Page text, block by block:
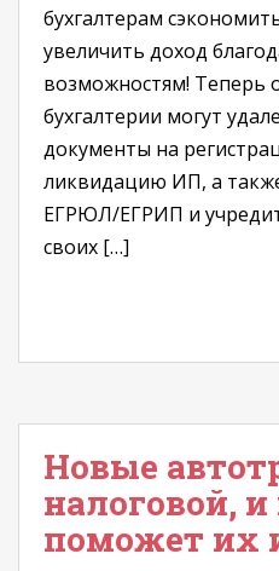
бухгалтерам
увеличить доход
возможностям! Теперь
бухгалтерии могут
документы на
ликвидацию ИП, а
ЕГРЮЛ/ЕГРИП и
своих […]
Новые
налоговой,
поможет их